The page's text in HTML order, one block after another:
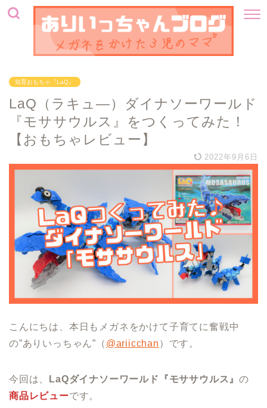
知育おもちゃ『LaQ』
LaQ（ラキュ―）ダイナソーワールド
『モササウルス』をつくってみた！
【おもちゃレビュー】
2022年9月6日
こんにちは、本日もメガネをかけて子育てに奮戦中
の”ありいっちゃん”（ @ariicchan ）です。
今回は、 LaQダイナソーワールド『モササウルス』の
商品レビューです。